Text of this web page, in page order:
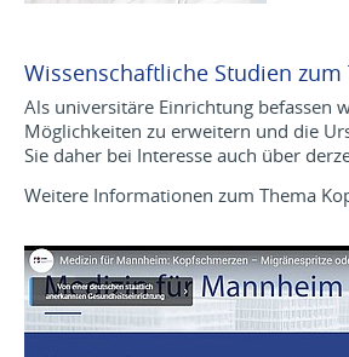
Wissenschaftliche Studien
Als universitäre Einrichtung befassen
Möglichkeiten zu erweitern und die
Sie daher bei Interesse auch über
Weitere Informationen zum Thema